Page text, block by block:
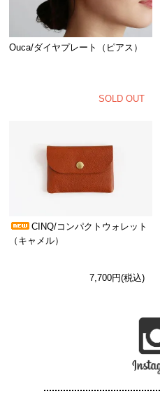
Ouca/ダイヤプレート（ピアス）
SOLD OUT
CINQ/コンパクトウォレット
（キャメル）
7,700円(税込)